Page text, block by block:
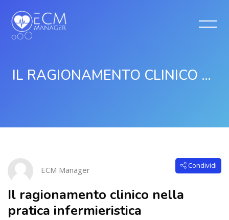
IL RAGIONAMENTO CLINICO NELLA PRATICA INFERMIERISTICA
Salta [Cocoon] Course Intro
ECM Manager Condividi
Il ragionamento clinico nella
pratica infermieristica